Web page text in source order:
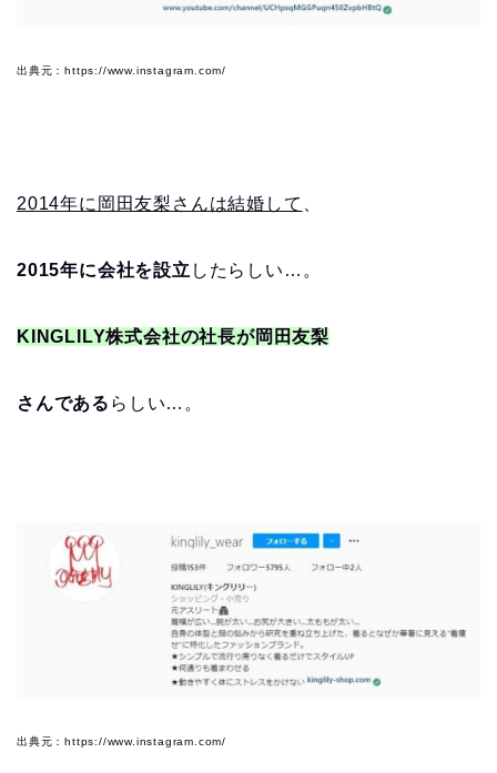
出典元：https://www.instagram.com/
2014年に岡田友梨さんは結婚して
2015年に会社を設立 したらしい…。
KINGLILY株式会社の社長が岡田友梨
さんである らしい…。
出典元：https://www.instagram.com/